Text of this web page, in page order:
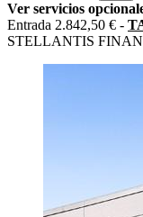
Ver servicios
Entrada 2.842,50 € -
STELLANTIS